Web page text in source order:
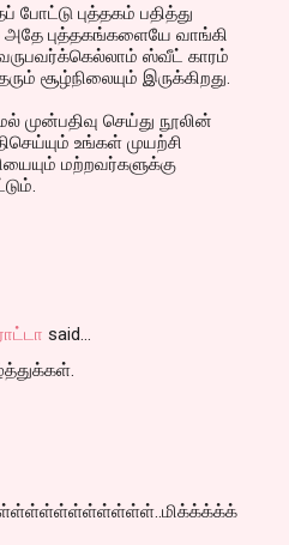
புத்தகம் பதித்து
அதே புத்தகங்களையே வாங்கி
ஸ்வீட் காரம்
சூழ்நிலையும் இருக்கிறது.
முன்பதிவு செய்து நூலின்
உங்கள் முயற்சி
மற்றவர்களுக்கு
said…